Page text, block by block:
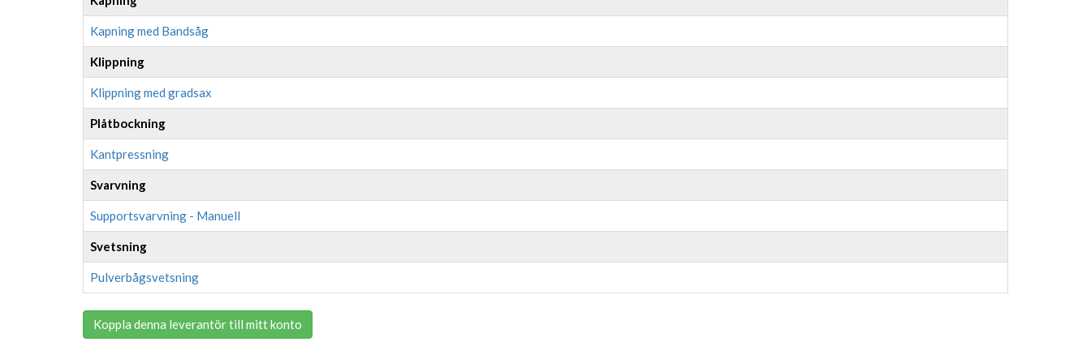
Kapning med Bandsåg
Klippning
Klippning med gradsax
Plåtbockning
Kantpressning
Svarvning
Supportsvarvning - Manuell
Svetsning
Pulverbågsvetsning
Koppla denna leverantör till mitt konto